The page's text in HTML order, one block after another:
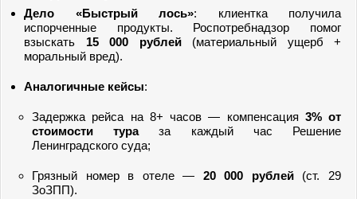
Дело «Быстрый лось»: клиентка получила
испорченные продукты. Роспотребнадзор помог
взыскать 15 000 рублей(материальный ущерб +
моральный вред).
Аналогичные кейсы:
Задержка рейса на 8+ часов — компенсация 3% от
стоимости тураза каждый час Решение
Ленинградского суда;
Грязный номер в отеле — 20 000 рублей(ст. 29
ЗоЗПП).